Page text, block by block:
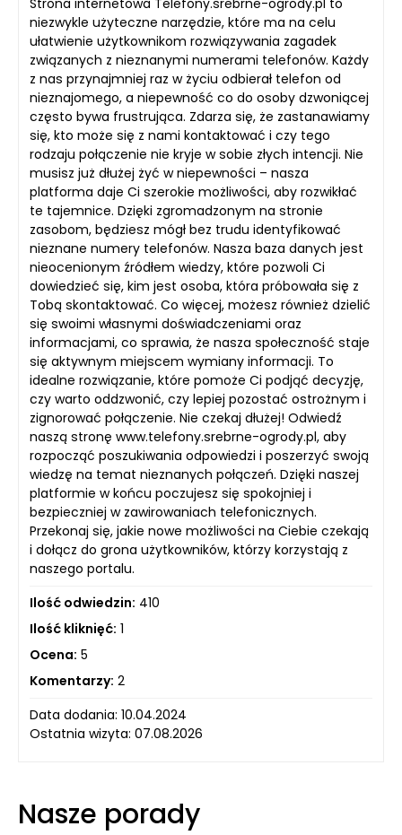
Strona internetowa Telefony.srebrne-ogrody.pl to
niezwykle użyteczne narzędzie, które ma na celu
ułatwienie użytkownikom rozwiązywania zagadek
związanych z nieznanymi numerami telefonów. Każdy
z nas przynajmniej raz w życiu odbierał telefon od
nieznajomego, a niepewność co do osoby dzwoniącej
często bywa frustrująca. Zdarza się, że zastanawiamy
się, kto może się z nami kontaktować i czy tego
rodzaju połączenie nie kryje w sobie złych intencji. Nie
musisz już dłużej żyć w niepewności – nasza
platforma daje Ci szerokie możliwości, aby rozwikłać
te tajemnice. Dzięki zgromadzonym na stronie
zasobom, będziesz mógł bez trudu identyfikować
nieznane numery telefonów. Nasza baza danych jest
nieocenionym źródłem wiedzy, które pozwoli Ci
dowiedzieć się, kim jest osoba, która próbowała się z
Tobą skontaktować. Co więcej, możesz również dzielić
się swoimi własnymi doświadczeniami oraz
informacjami, co sprawia, że nasza społeczność staje
się aktywnym miejscem wymiany informacji. To
idealne rozwiązanie, które pomoże Ci podjąć decyzję,
czy warto oddzwonić, czy lepiej pozostać ostrożnym i
zignorować połączenie. Nie czekaj dłużej! Odwiedź
naszą stronę www.telefony.srebrne-ogrody.pl, aby
rozpocząć poszukiwania odpowiedzi i poszerzyć swoją
wiedzę na temat nieznanych połączeń. Dzięki naszej
platformie w końcu poczujesz się spokojniej i
bezpieczniej w zawirowaniach telefonicznych.
Przekonaj się, jakie nowe możliwości na Ciebie czekają
i dołącz do grona użytkowników, którzy korzystają z
naszego portalu.
Ilość odwiedzin: 410
Ilość kliknięć: 1
Ocena: 5
Komentarzy: 2
Data dodania: 10.04.2024
Ostatnia wizyta: 07.08.2026
Nasze porady